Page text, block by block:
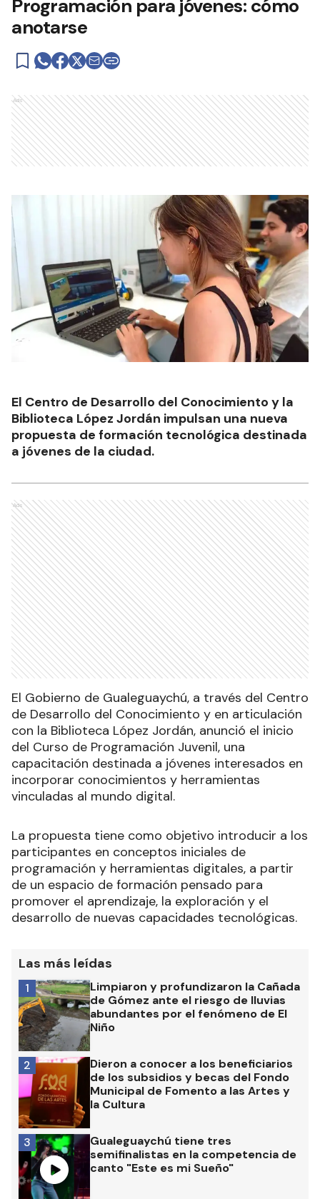
Programación para jóvenes: cómo
anotarse
Ads
El Centro de Desarrollo del Conocimiento y la
Biblioteca López Jordán impulsan una nueva
propuesta de formación tecnológica destinada
a jóvenes de la ciudad.
Ads
El Gobierno de Gualeguaychú, a través del Centro
de Desarrollo del Conocimiento y en articulación
con la Biblioteca López Jordán, anunció el inicio
del Curso de Programación Juvenil, una
capacitación destinada a jóvenes interesados en
incorporar conocimientos y herramientas
vinculadas al mundo digital.
La propuesta tiene como objetivo introducir a los
participantes en conceptos iniciales de
programación y herramientas digitales, a partir
de un espacio de formación pensado para
promover el aprendizaje, la exploración y el
desarrollo de nuevas capacidades tecnológicas.
Las más leídas
Limpiaron y profundizaron la Cañada
de Gómez ante el riesgo de lluvias
abundantes por el fenómeno de El
Niño
1
Dieron a conocer a los beneficiarios
de los subsidios y becas del Fondo
Municipal de Fomento a las Artes y
la Cultura
2
Gualeguaychú tiene tres
semifinalistas en la competencia de
canto "Este es mi Sueño"
3